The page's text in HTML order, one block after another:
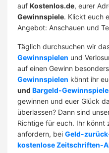
auf Kostenlos.de, eurer
Gewinnspiele. Klickt euch
Angebot: Anschauen und
Täglich durchsuchen wir
Gewinnspielen und
auf einen Gewinn
Gewinnspielen könnt ihr
und Bargeld-
gewinnen und euer Glück
überlassen? Dann sind
Richtige für euch. Ihr könnt
anfordern, bei Geld-
kostenlose Zeitschriften-